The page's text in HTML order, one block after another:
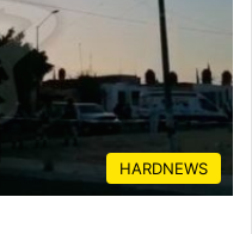
HARDNEWS